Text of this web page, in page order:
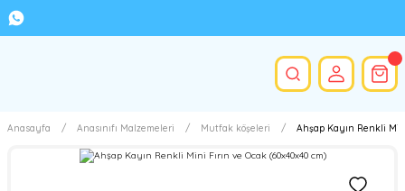
Anasayfa Anasınıfı Malzemeleri Mutfak köşeleri Ahşap Kayın Renkli Mini